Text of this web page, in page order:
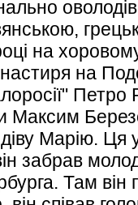
на
на
Максим
Марію. Ця
забрав
Там він